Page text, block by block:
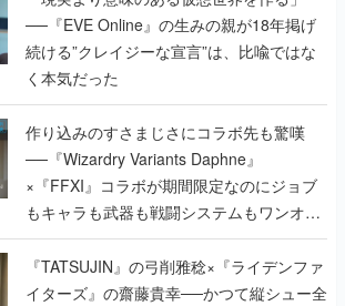
──『EVE Online』の生みの親が18年掲げ
続ける”クレイジーな宣言”は、比喩ではな
く本気だった
作り込みのすさまじさにコラボ先も驚嘆
──『Wizardry Variants Daphne』
×『FFXI』コラボが期間限定なのにジョブ
もキャラも武器も戦闘システムもワンオフ
で作り込まれた理由を両ディレクターに聞
く
『TATSUJIN』の弓削雅稔×『ライデンファ
イターズ』の齋藤貴幸──かつて縦シュー全